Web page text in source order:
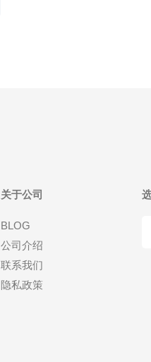
关于公司
BLOG
公司介绍
联系我们
隐私政策